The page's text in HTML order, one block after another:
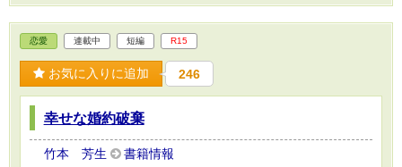
恋愛 連載中 短編 R15
お気に入りに追加 246
幸せな婚約破棄
竹本 芳生 書籍情報